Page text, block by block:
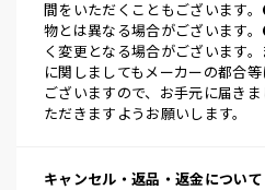
間をいただくこともございます
物とは異なる場合がございます
く変更となる場合がございます
に関しましてもメーカーの都合
ございますので、お手元に届き
ただきますようお願いします。
キャンセル・返品・返金について